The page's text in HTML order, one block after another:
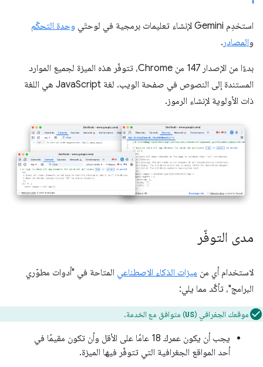
استخدِم Gemini لإنشاء تعليمات برمجية في لوحتَي
وحدة التحكّم
والمصادر .
بدءًا من الإصدار 147 من Chrome، تتوفّر هذه الميزة لجميع الموارد
المستندة إلى النصوص في صفحة الويب. لغة JavaScript هي اللغة
ذات الأولوية لإنشاء الرموز.
مدى التوفّر
لاستخدام أي من ميزات الذكاء الاصطناعي المتاحة في "أدوات مطوّري
البرامج"، تأكَّد مما يلي:
موقعك الجغرافي (US) متوافق مع الخدمة.
يجب أن يكون عمرك 18 عامًا على الأقل وأن تكون مقيمًا في
أحد المواقع الجغرافية التي تتوفّر فيها الميزة.